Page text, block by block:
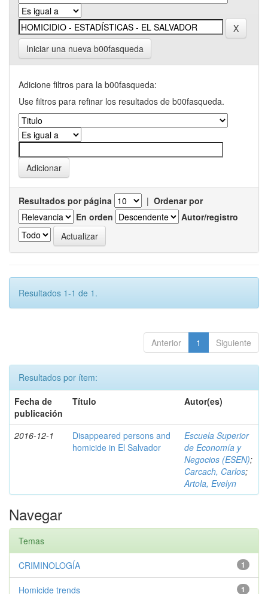
Iniciar una nueva b00fasqueda
Adicione filtros para la b00fasqueda:
Use filtros para refinar los resultados de b00fasqueda.
Resultados por página | Ordenar por
En orden
Autor/registro
Resultados 1-1 de 1.
Anterior 1 Siguiente
Resultados por ítem:
Fecha de
publicación
Título Autor(es)
2016-12-1
Disappeared persons and
homicide in El Salvador
Escuela Superior
de Economía y
Negocios (ESEN);
Carcach, Carlos;
Artola, Evelyn
Navegar
Temas
1
CRIMINOLOGÍA
1
Homicide trends